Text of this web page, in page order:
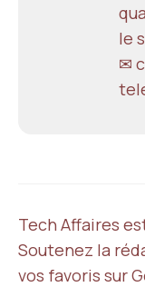
le
✉
Tech Affaires
Soutenez la
vos favoris sur